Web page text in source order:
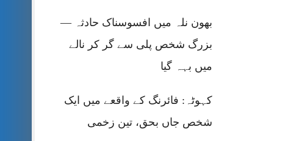
بھون نلہ میں افسوسناک حادثہ —
بزرگ شخص پلی سے گر کر نالے
میں بہہ گیا
کہوٹہ: فائرنگ کے واقعے میں ایک
شخص جاں بحق، تین زخمی